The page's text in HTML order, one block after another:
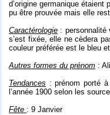
d’origine germanique étaient
pu être prouvée mais elle
Caractérologie : personnalité
s’est fixée, elle ne cèdera
couleur préférée est le bleu
Autres formes du prénom :
Tendances : prénom porté
l’année 1900 selon les
Fête : 9 Janvier